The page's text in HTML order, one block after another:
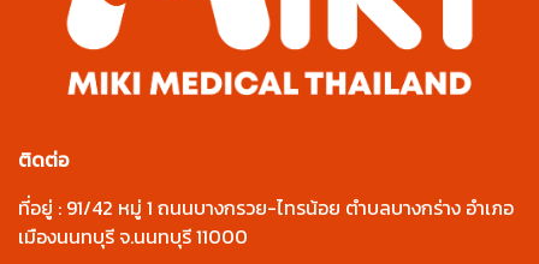
ติดต่อ
ที่อยู่ : 91/42 หมู่ 1 ถนนบางกรวย-ไทรน้อย ตำบลบางกร่าง อำเภอ
เมืองนนทบุรี จ.นนทบุรี 11000